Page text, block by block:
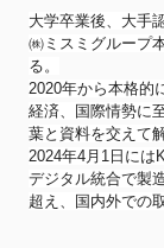
大学卒業後、大手
㈱ ミスミグループ
る。
2020年から本格的
経済、国際情勢に
葉と資料を交えて
2024年4月1日には
デジタル統合で製
超え、
国内外での